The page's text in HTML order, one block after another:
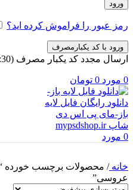
ورود
رمز عبور را فراموش کرده اید؟
ورود با کد یکبارمصرف
ارسال مجدد کد یکبار مصرف (00:
30
0 مورد 0 تومان
0 مورد
خانه/ محصولات برچسب خورده
عروسی”